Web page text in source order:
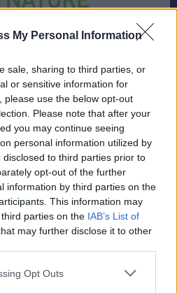
My Personal Information
sale, sharing to third parties, or
or sensitive information for
please use the below opt-out
Please note that after your
you may continue seeing
personal information utilized by
to third parties prior to
opt-out of the further
information by third parties on the
This information may
parties on the IAB’s List of
may further disclose it to other
Opt Outs